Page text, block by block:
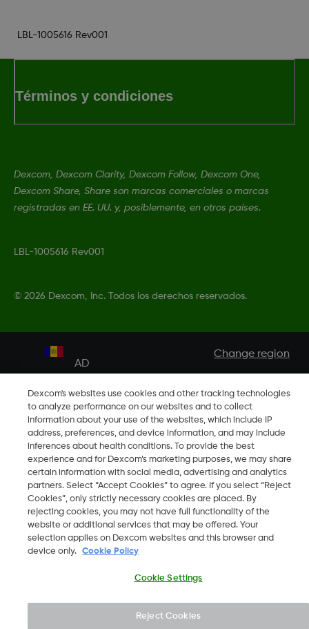
LBL-1005616 Rev001
Términos y condiciones
Dexcom, Dexcom Clarity, Dexcom Follow, Dexcom One,
Dexcom Share, Share son marcas comerciales o marcas
registradas en EE. UU. y, posiblemente, en otros países.
LBL-1005616 Rev001
© 2026 Dexcom, Inc. Todos los derechos reservados.
AD
Change region
Dexcom's websites use cookies and other tracking technologies
to analyze performance on our websites and to collect
information about your use of the websites, which include IP
address, preferences, and device information, and may include
inferences about health conditions. To provide the best
experience and for Dexcom’s marketing purposes, we may share
certain information with social media, advertising and analytics
partners. Select “Accept Cookies” to agree. If you select “Reject
Cookies”, only strictly necessary cookies are placed. By
rejecting cookies, you may not have full functionality of the
website or additional services that may be offered. Your
selection applies on Dexcom websites and this browser and
device only.
Cookie Policy
Cookie Settings
Reject Cookies